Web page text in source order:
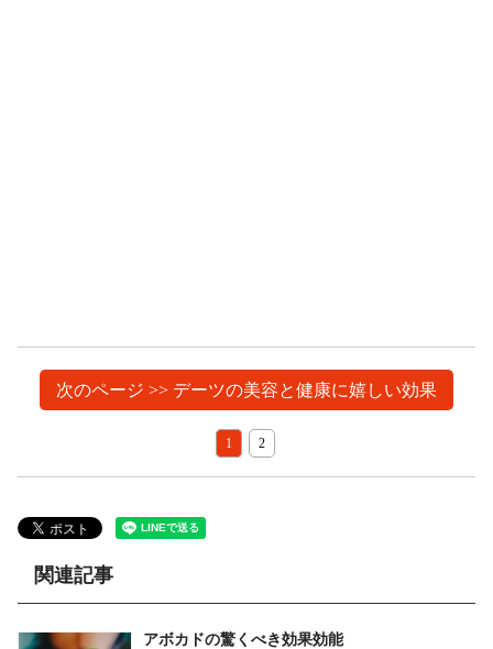
次のページ >> デーツの美容と健康に嬉しい効果
1 2
関連記事
アボカドの驚くべき効果効能